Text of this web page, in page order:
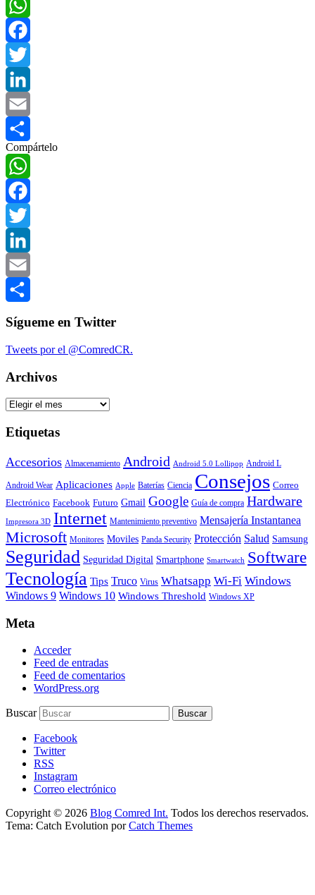
WhatsApp
Facebook
Twitter
LinkedIn
Email
Compartir
Compártelo
WhatsApp
Facebook
Twitter
LinkedIn
Email
Compartir
Sígueme en Twitter
Tweets por el @ComredCR.
Archivos
Archivos
Etiquetas
Accesorios Almacenamiento Android Android 5.0 Lollipop Android L
Android Wear Aplicaciones Apple Baterías Ciencia Consejos Correo
Electrónico Facebook Futuro Gmail Google Guía de compra Hardware
Impresora 3D Internet Mantenimiento preventivo Mensajería Instantanea
Microsoft Monitores Moviles Panda Security Protección Salud Samsung
Seguridad Seguridad Digital Smartphone Smartwatch Software
Tecnología Tips Truco Virus Whatsapp Wi-Fi Windows
Windows 9 Windows 10 Windows Threshold Windows XP
Meta
Acceder
Feed de entradas
Feed de comentarios
WordPress.org
Buscar
Facebook
Twitter
RSS
Instagram
Correo electrónico
Copyright © 2026 Blog Comred Int. Todos los derechos reservados.
Tema: Catch Evolution porCatch Themes